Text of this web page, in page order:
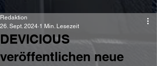
DEVICIOUS
veröffentlichen neue
Redaktion
26. Sept. 2024 1 Min. Lesezeit